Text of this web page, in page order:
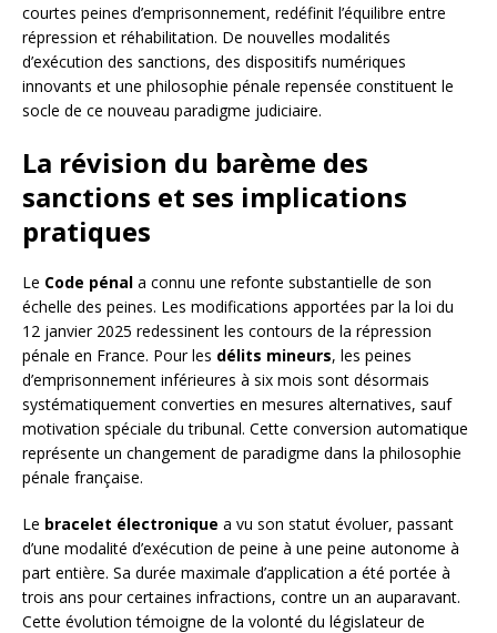
courtes peines d’emprisonnement, redéfinit l’équilibre entre
répression et réhabilitation. De nouvelles modalités
d’exécution des sanctions, des dispositifs numériques
innovants et une philosophie pénale repensée constituent le
socle de ce nouveau paradigme judiciaire.
La révision du barème des
sanctions et ses implications
pratiques
Le Code pénal a connu une refonte substantielle de son
échelle des peines. Les modifications apportées par la loi du
12 janvier 2025 redessinent les contours de la répression
pénale en France. Pour les délits mineurs, les peines
d’emprisonnement inférieures à six mois sont désormais
systématiquement converties en mesures alternatives, sauf
motivation spéciale du tribunal. Cette conversion automatique
représente un changement de paradigme dans la philosophie
pénale française.
Le bracelet électronique a vu son statut évoluer, passant
d’une modalité d’exécution de peine à une peine autonome à
part entière. Sa durée maximale d’application a été portée à
trois ans pour certaines infractions, contre un an auparavant.
Cette évolution témoigne de la volonté du législateur de